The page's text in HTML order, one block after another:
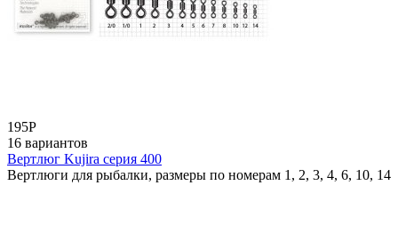
195Р
16 вариантов
Вертлюг Kujira серия 400
Вертлюги для рыбалки, размеры по номерам 1, 2, 3, 4, 6, 10, 14